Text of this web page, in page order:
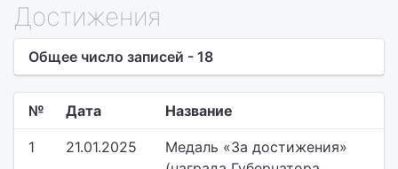
Достижения
Общее число записей - 18
№ Дата Название
1 21.01.2025
Медаль «За достижения»